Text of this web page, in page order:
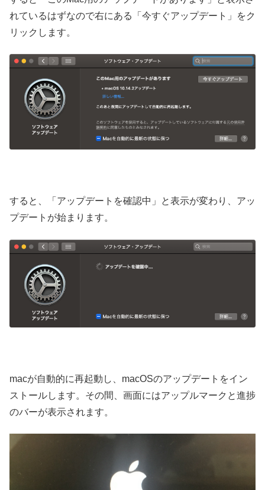
れているはずなので右にある「今すぐアップデート」をク
リックします。
すると、「アップデートを確認中」と表示が変わり、アッ
プデートが始まります。
macが自動的に再起動し、macOSのアップデートをイン
ストールします。その間、画面にはアップルマークと進捗
のバーが表示されます。